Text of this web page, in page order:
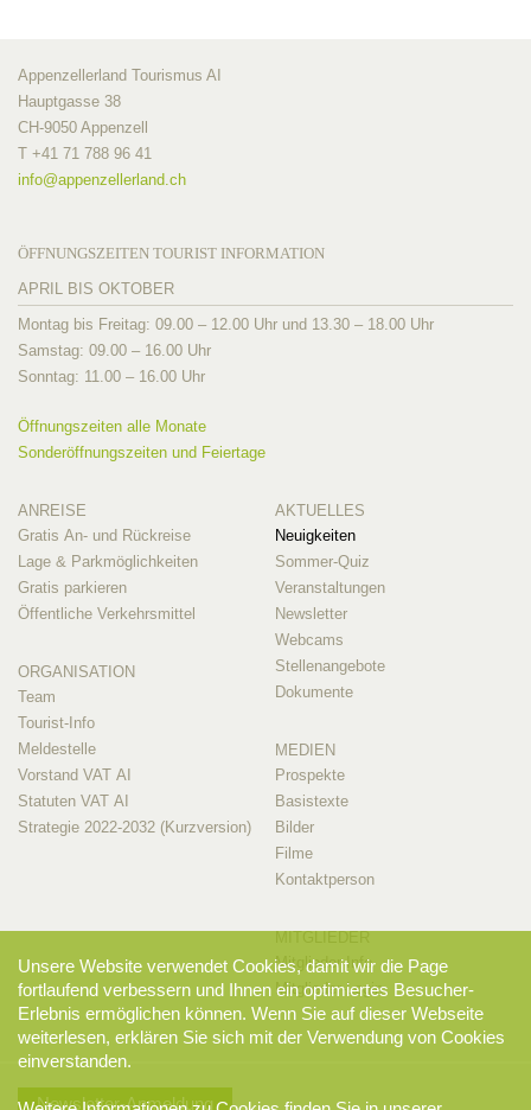
Appenzellerland Tourismus AI
Hauptgasse 38
CH-9050 Appenzell
T +41 71 788 96 41
info@appenzellerland.ch
ÖFFNUNGSZEITEN TOURIST INFORMATION
APRIL BIS OKTOBER
Montag bis Freitag: 09.00 – 12.00 Uhr und 13.30 – 18.00 Uhr
Samstag: 09.00 – 16.00 Uhr
Sonntag: 11.00 – 16.00 Uhr
Öffnungszeiten alle Monate
Sonderöffnungszeiten und Feiertage
ANREISE
Gratis An- und Rückreise
Lage & Parkmöglichkeiten
Gratis parkieren
Öffentliche Verkehrsmittel
ORGANISATION
Team
Tourist-Info
Meldestelle
Vorstand VAT AI
Statuten VAT AI
Strategie 2022-2032 (Kurzversion)
AKTUELLES
Neuigkeiten
Sommer-Quiz
Veranstaltungen
Newsletter
Webcams
Stellenangebote
Dokumente
MEDIEN
Prospekte
Basistexte
Bilder
Filme
Kontaktperson
Mitglieder-Info
Mitglieder-Login
Newsletter-Anmeldung
Unsere Website verwendet Cookies, damit wir die Page
fortlaufend verbessern und Ihnen ein optimiertes Besucher-
Erlebnis ermöglichen können. Wenn Sie auf dieser Webseite
weiterlesen, erklären Sie sich mit der Verwendung von Cookies
einverstanden.